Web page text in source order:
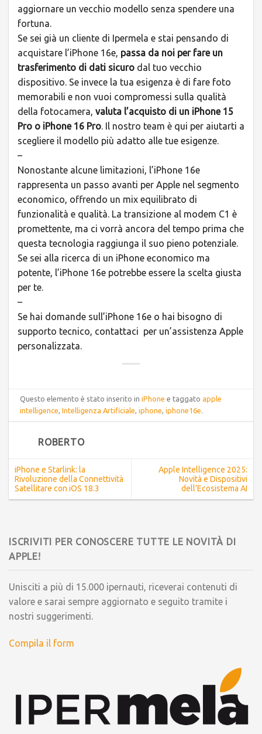
aggiornare un vecchio modello senza spendere una
fortuna.
Se sei già un cliente di Ipermela e stai pensando di
acquistare l’iPhone 16e, passa da noi per fare un
trasferimento di dati sicuro dal tuo vecchio
dispositivo. Se invece la tua esigenza è di fare foto
memorabili e non vuoi compromessi sulla qualità
della fotocamera, valuta l’acquisto di un iPhone 15
Pro o iPhone 16 Pro. Il nostro team è qui per aiutarti a
scegliere il modello più adatto alle tue esigenze.
–
Nonostante alcune limitazioni, l’iPhone 16e
rappresenta un passo avanti per Apple nel segmento
economico, offrendo un mix equilibrato di
funzionalità e qualità. La transizione al modem C1 è
promettente, ma ci vorrà ancora del tempo prima che
questa tecnologia raggiunga il suo pieno potenziale.
Se sei alla ricerca di un iPhone economico ma
potente, l’iPhone 16e potrebbe essere la scelta giusta
per te.
–
Se hai domande sull’iPhone 16e o hai bisogno di
supporto tecnico, contattaci per un’assistenza Apple
personalizzata.
Questo elemento è stato inserito iniPhone e taggatoapple
intelligence,Intelligenza Artificiale,iphone,iphone16e.
ROBERTO
iPhone e Starlink: la
Rivoluzione della Connettività
Satellitare con iOS 18.3
Apple Intelligence 2025:
Novità e Dispositivi
dell’Ecosistema AI
ISCRIVITI PER CONOSCERE TUTTE LE NOVITÀ DI
APPLE!
Unisciti a più di 15.000 ipernauti, riceverai contenuti di
valore e sarai sempre aggiornato e seguito tramite i
nostri suggerimenti.
Compila il form